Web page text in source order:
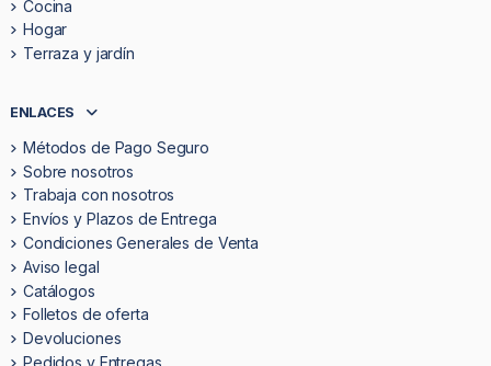
Cocina
Hogar
Terraza y jardín
ENLACES
Métodos de Pago Seguro
Sobre nosotros
Trabaja con nosotros
Envíos y Plazos de Entrega
Condiciones Generales de Venta
Aviso legal
Catálogos
Folletos de oferta
Devoluciones
Pedidos y Entregas